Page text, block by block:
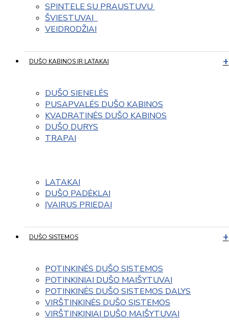
SPINTELE SU PRAUSTUVU
ŠVIESTUVAI
VEIDRODŽIAI
DUŠO KABINOS IR LATAKAI
DUŠO SIENELĖS
PUSAPVALĖS DUŠO KABINOS
KVADRATINĖS DUŠO KABINOS
DUŠO DURYS
TRAPAI
LATAKAI
DUŠO PADĖKLAI
ĮVAIRUS PRIEDAI
DUŠO SISTEMOS
POTINKINĖS DUŠO SISTEMOS
POTINKINIAI DUŠO MAIŠYTUVAI
POTINKINĖS DUŠO SISTEMOS DALYS
VIRŠTINKINĖS DUŠO SISTEMOS
VIRŠTINKINIAI DUŠO MAIŠYTUVAI